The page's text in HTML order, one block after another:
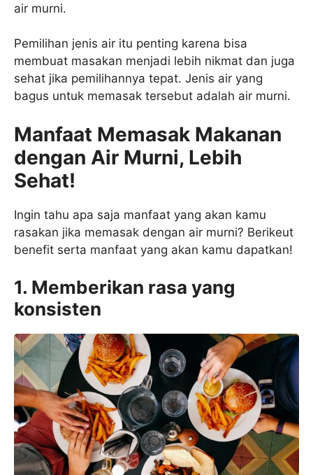
air murni.
Pemilihan jenis air itu penting karena bisa
membuat masakan menjadi lebih nikmat dan juga
sehat jika pemilihannya tepat. Jenis air yang
bagus untuk memasak tersebut adalah air murni.
Manfaat Memasak Makanan
dengan Air Murni, Lebih
Sehat!
Ingin tahu apa saja manfaat yang akan kamu
rasakan jika memasak dengan air murni? Berikeut
benefit serta manfaat yang akan kamu dapatkan!
1. Memberikan rasa yang
konsisten